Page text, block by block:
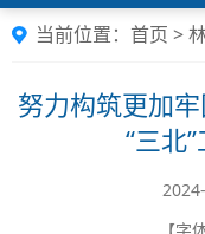
当前位置： 首页 >
努力构筑更加
“三北